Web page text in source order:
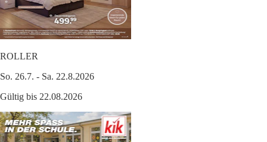
ROLLER
So. 26.7. - Sa. 22.8.2026
Gültig bis 22.08.2026